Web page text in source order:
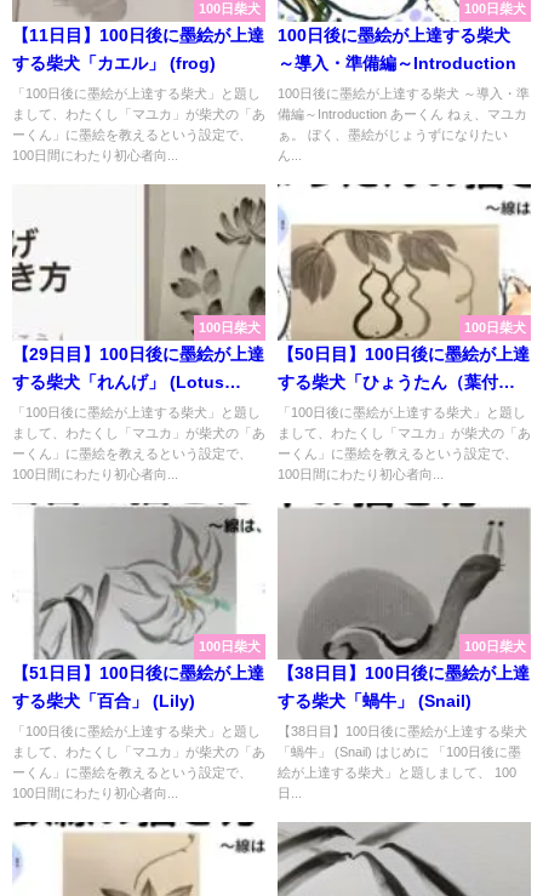
100日柴犬
【11日目】100日後に墨絵が上達
する柴犬「カエル」 (frog)
「100日後に墨絵が上達する柴犬」と題し
まして、わたくし「マユカ」が柴犬の「あ
ーくん」に墨絵を教えるという設定で、
100日間にわたり初心者向...
100日柴犬
100日後に墨絵が上達する柴犬
～導入・準備編～Introduction
100日後に墨絵が上達する柴犬 ～導入・準
備編～Introduction あーくん ねぇ、マユカ
ぁ。 ぼく、墨絵がじょうずになりたい
ん...
100日柴犬
【29日目】100日後に墨絵が上達
する柴犬「れんげ」 (Lotus
flower)
「100日後に墨絵が上達する柴犬」と題し
まして、わたくし「マユカ」が柴犬の「あ
ーくん」に墨絵を教えるという設定で、
100日間にわたり初心者向...
100日柴犬
【50日目】100日後に墨絵が上達
する柴犬「ひょうたん（葉付
き）」 (Gourd)
「100日後に墨絵が上達する柴犬」と題し
まして、わたくし「マユカ」が柴犬の「あ
ーくん」に墨絵を教えるという設定で、
100日間にわたり初心者向...
100日柴犬
【51日目】100日後に墨絵が上達
する柴犬「百合」 (Lily)
「100日後に墨絵が上達する柴犬」と題し
まして、わたくし「マユカ」が柴犬の「あ
ーくん」に墨絵を教えるという設定で、
100日間にわたり初心者向...
100日柴犬
【38日目】100日後に墨絵が上達
する柴犬「蝸牛」 (Snail)
【38日目】100日後に墨絵が上達する柴犬
「蝸牛」 (Snail) はじめに 「100日後に墨
絵が上達する柴犬」と題しまして、 100
日...